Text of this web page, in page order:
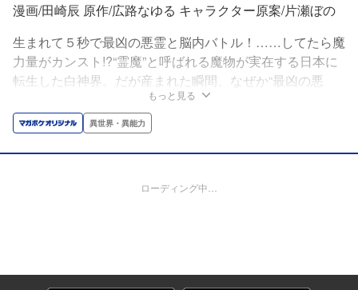
漫画/田崎辰 原作/広路なゆる キャラクター原案/片瀬ぼの
生まれて５秒で最凶の悪霊と脳内バトル！……してたら魔
力量がカンスト!?“霊魔”と呼ばれる魔物が実在する日本に
転生した白神界。だが産まれた瞬間、なぜか“最凶の悪
霊”を呼び出す儀式の真っ最中だった。母親は呪い殺され
かけ、悪霊は界の体を乗っ取ろうと大暴れ。そして、脳内
で暴れる最凶悪霊とバトルしていたら、気づけば界自身が
とんでもない存在になっていて!?最強“破魔師”による無双×
もっと見る
異世界・異能力
ローディング中…